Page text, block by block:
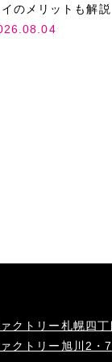
イのメリットも解説
クトリー札幌四丁
クトリー旭川2・